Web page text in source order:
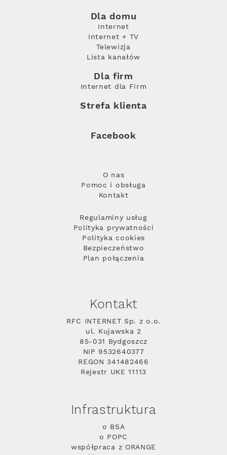
Dla domu
Internet
Internet + TV
Telewizja
Lista kanałów
Dla firm
Internet dla Firm
Strefa klienta
Facebook
O nas
Pomoc i obsługa
Kontakt
Regulaminy usług
Polityka prywatności
Polityka cookies
Bezpieczeństwo
Plan połączenia
Kontakt
RFC INTERNET Sp. z o.o.
ul. Kujawska 2
85-031 Bydgoszcz
NIP 9532640377
REGON 341482466
Rejestr UKE 11113
Infrastruktura
o BSA
o POPC
współpraca z ORANGE